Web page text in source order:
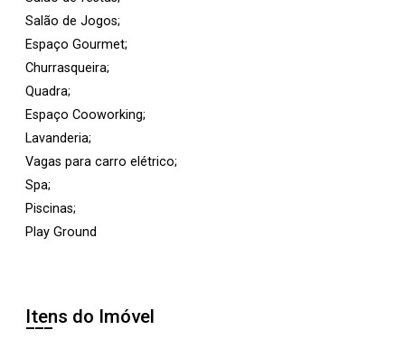
Salão de Jogos;
Espaço Gourmet;
Churrasqueira;
Quadra;
Espaço Cooworking;
Lavanderia;
Vagas para carro elétrico;
Spa;
Piscinas;
Play Ground
Itens do Imóvel